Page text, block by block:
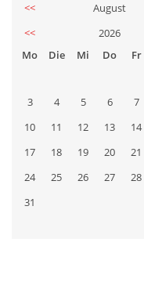
<< August
<<
2026
Mo
Die Mi Do Fr
3
4 5 6 7
10
11 12 13 14
17
18 19 20 21
24
25 26 27 28
31